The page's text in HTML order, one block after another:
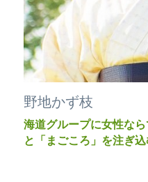
野地かず枝
海道グループに女性なら
と「まごころ」を注ぎ